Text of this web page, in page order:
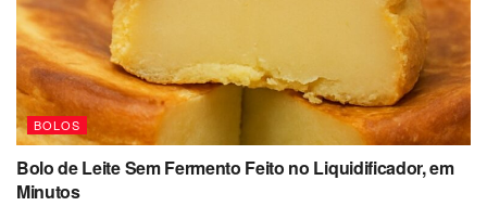
BOLOS
Bolo de Leite Sem Fermento Feito no Liquidificador, em
Minutos